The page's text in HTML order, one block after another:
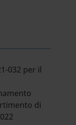
032 per il
di
2022